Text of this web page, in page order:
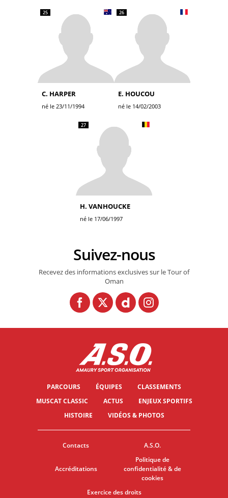
25
C. HARPER
né le 23/11/1994
26
E. HOUCOU
né le 14/02/2003
27
H. VANHOUCKE
né le 17/06/1997
Suivez-nous
Recevez des informations exclusives sur le Tour of
Oman
PARCOURS ÉQUIPES
CLASSEMENTS
MUSCAT CLASSIC
ACTUS
ENJEUX SPORTIFS
HISTOIRE
VIDÉOS & PHOTOS
Contacts A.S.O.
Accréditations
Politique de
confidentialité & de
cookies
Exercice des droits